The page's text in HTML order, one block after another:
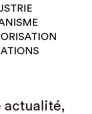
actualité,